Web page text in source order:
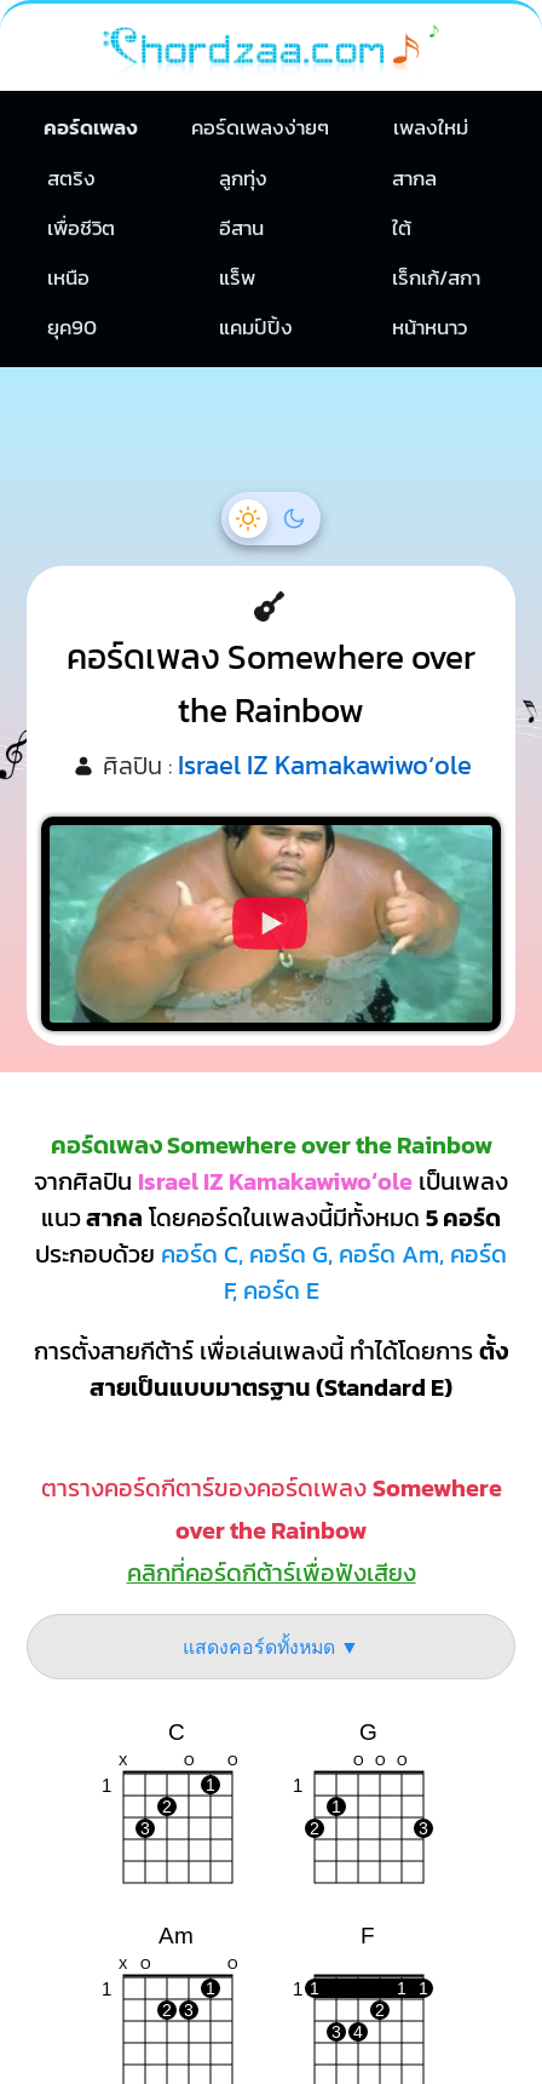
คอร์ดเพลง คอร์ดเพลงง่ายๆ
เพลงใหม่
สตริง
ลูกทุ่ง
สากล
เพื่อชีวิต
อีสาน
ใต้
เหนือ
แร็พ
เร็กเก้/สกา
ยุค90
แคมป์ปิ้ง หน้าหนาว
คอร์ดเพลง Somewhere over
the Rainbow
ศิลปิน : Israel IZ Kamakawiwoʻole
คอร์ดเพลง Somewhere over the Rainbow
จากศิลปิน Israel IZ Kamakawiwoʻole เป็นเพลง
แนวสากล โดยคอร์ดในเพลงนี้มีทั้งหมด 5 คอร์ด
ประกอบด้วย คอร์ด C, คอร์ด G, คอร์ด Am, คอร์ด
F, คอร์ด E
การตั้งสายกีต้าร์ เพื่อเล่นเพลงนี้ ทำได้โดยการตั้ง
สายเป็นแบบมาตรฐาน (Standard E)
ตารางคอร์ดกีตาร์ของคอร์ดเพลงSomewhere
over the Rainbow
คลิกที่คอร์ดกีต้าร์เพื่อฟังเสียง
แสดงคอร์ดทั้งหมด ▼
C
X O O
1
1
2
3
G
O O O
1
1
2
3
Am
X O O
1
1
2
3
F
1 1 1
1
2
3
4